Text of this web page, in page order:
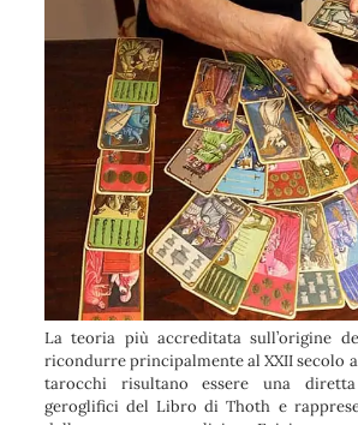
La teoria più accreditata sull’origine
ricondurre principalmente al XXII secolo
tarocchi risultano essere una
geroglifici del Libro di Thoth e